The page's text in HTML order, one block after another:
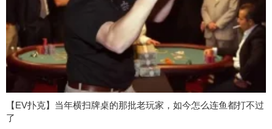
【EV扑克】当年横扫牌桌的那批老玩家，如今怎么连鱼都打不过
了